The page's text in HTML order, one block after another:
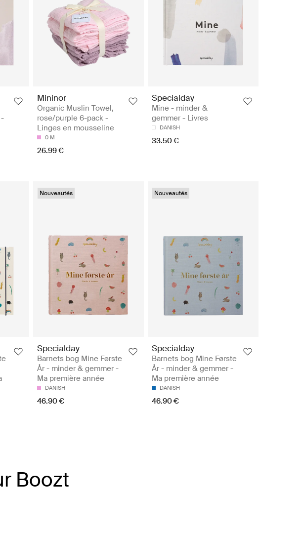
Mininor
Organic Muslin Towel,
rose/purple 6-pack -
Linges en mousseline
0 M
26.99 €
Specialday
Mine - minder &
gemmer - Livres
DANISH
33.50 €
Nouveautés
Specialday
Barnets bog Mine Første
År - minder & gemmer -
Ma première année
DANISH
46.90 €
Nouveautés
Specialday
Barnets bog Mine Første
År - minder & gemmer -
Ma première année
DANISH
46.90 €
Boozt